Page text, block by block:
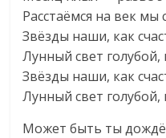
Расстаёмся на век мы
Звёзды наши, как
Лунный свет голубой,
Звёзды наши, как
Лунный свет голубой,
Может быть ты